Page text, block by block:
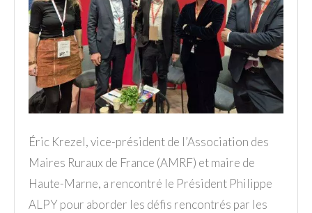
Éric Krezel, vice-président de l’Association des
Maires Ruraux de France (AMRF) et maire de
Haute-Marne, a rencontré le Président Philippe
ALPY pour aborder les défis rencontrés par les